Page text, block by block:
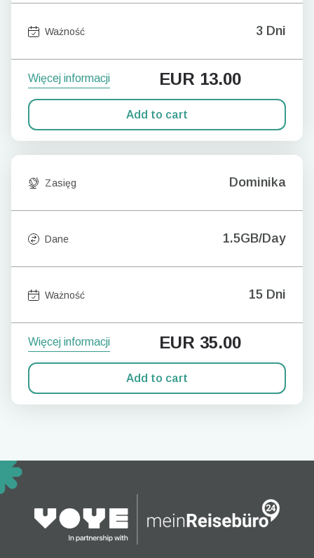
Ważność 3 Dni
Więcej informacji EUR 13.00
Add to cart
Zasięg Dominika
Dane 1.5GB/Day
Ważność 15 Dni
Więcej informacji EUR 35.00
Add to cart